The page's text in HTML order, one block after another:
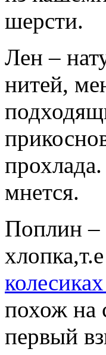
шерсти.
Лен –
нитей,
мнется.
Поплин –
похож на
первый